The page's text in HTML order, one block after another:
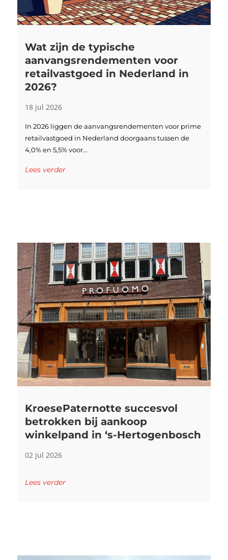
Wat zijn de typische
aanvangsrendementen voor
retailvastgoed in Nederland in
2026?
18 jul 2026
In 2026 liggen de aanvangsrendementen voor prime
retailvastgoed in Nederland doorgaans tussen de
4,0% en 5,5% voor...
Lees verder
KroesePaternotte succesvol
betrokken bij aankoop
winkelpand in ‘s-Hertogenbosch
02 jul 2026
Lees verder